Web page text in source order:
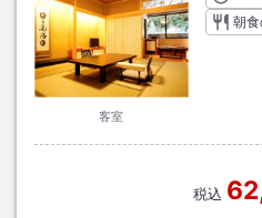
客室
朝
税込